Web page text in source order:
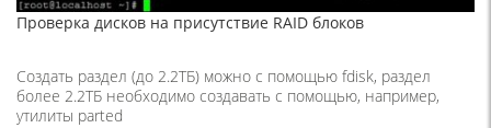
Проверка дисков на присутствие RAID блоков
Создать раздел (до 2.2ТБ) можно с помощью fdisk, раздел
более 2.2ТБ необходимо создавать с помощью, например,
утилиты parted